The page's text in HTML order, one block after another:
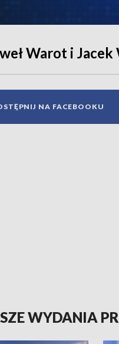
Warot i
NA FACEBOOKU
WYDANIA